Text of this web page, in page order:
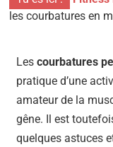
les courbatures en
Lescourbatures
pratique d’une
amateur de la
gêne. Il est
quelques astuces